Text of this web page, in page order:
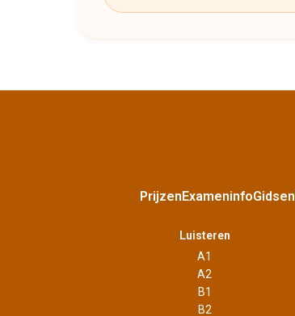
PrijzenExameninfoGidsen
Luisteren
A1
A2
B1
B2